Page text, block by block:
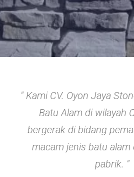
" Kami CV. Oyon Jaya
Batu Alam di wilayah
bergerak di bidang
macam jenis batu alam
pabrik. "